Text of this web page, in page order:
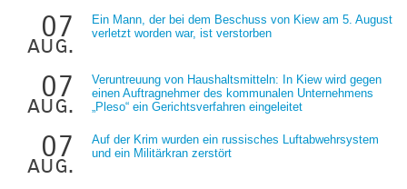
07
aug.
Ein Mann, der bei dem Beschuss von Kiew am 5. August
verletzt worden war, ist verstorben
07
aug.
Veruntreuung von Haushaltsmitteln: In Kiew wird gegen
einen Auftragnehmer des kommunalen Unternehmens
„Pleso“ ein Gerichtsverfahren eingeleitet
07
aug.
Auf der Krim wurden ein russisches Luftabwehrsystem
und ein Militärkran zerstört